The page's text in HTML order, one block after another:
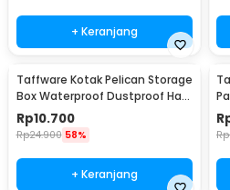
+ Keranjang
Taffware Kotak Pelican Storage
Box Waterproof Dustproof Hard
Case ABS L - G10/J020
Rp10.700
Rp24.900 58%
+ Keranjang
Rp